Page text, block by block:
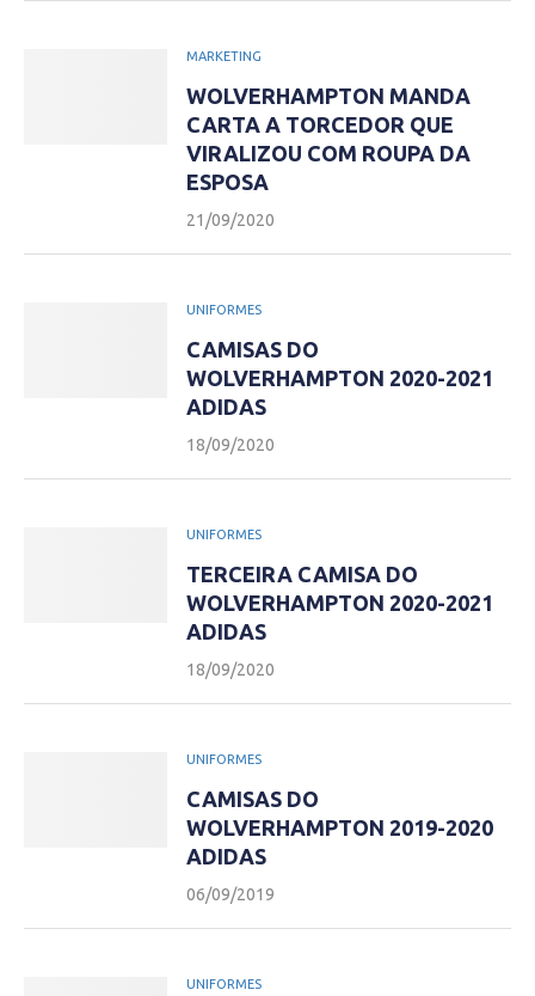
MARKETING
WOLVERHAMPTON MANDA
CARTA A TORCEDOR QUE
VIRALIZOU COM ROUPA DA
ESPOSA
21/09/2020
UNIFORMES
CAMISAS DO
WOLVERHAMPTON 2020-2021
ADIDAS
18/09/2020
UNIFORMES
TERCEIRA CAMISA DO
WOLVERHAMPTON 2020-2021
ADIDAS
18/09/2020
UNIFORMES
CAMISAS DO
WOLVERHAMPTON 2019-2020
ADIDAS
06/09/2019
UNIFORMES